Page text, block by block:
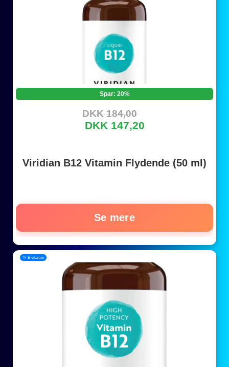
Spar: 20%
DKK 184,00
DKK 147,20
Viridian B12 Vitamin Flydende (50 ml)
Se mere
📂 B vitamin